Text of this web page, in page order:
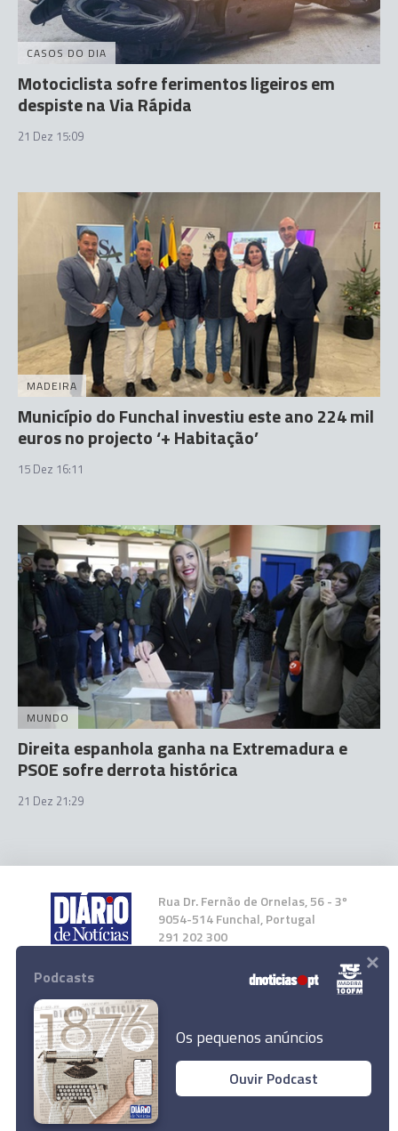
Motociclista e criança feridos em colisão no
Funchal
CASOS DO DIA
Motociclista sofre ferimentos ligeiros em
despiste na Via Rápida
21 Dez 15:09
MADEIRA
Município do Funchal investiu este ano 224 mil
euros no projecto ‘+ Habitação’
15 Dez 16:11
MUNDO
Direita espanhola ganha na Extremadura e
PSOE sofre derrota histórica
21 Dez 21:29
Rua Dr. Fernão de Ornelas, 56 - 3º
9054-514 Funchal, Portugal
291 202 300
Instale a nossa App
© 2025 Empresa Diário de Notícias, Lda.
Todos os direitos reservados.
Podcasts
Os pequenos anúncios
Ouvir Podcast
×